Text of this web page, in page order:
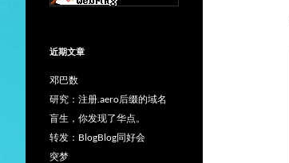
近期文章
邓巴数
研究：注册.aero后缀的域名
盲生，你发现了华点。
转发：BlogBlog同好会
突梦